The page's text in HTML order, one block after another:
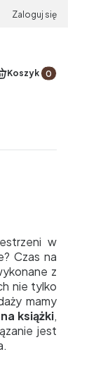
Zaloguj się
w
Koszyk
w
Czas na
z
nie tylko
mamy
książki,
jest